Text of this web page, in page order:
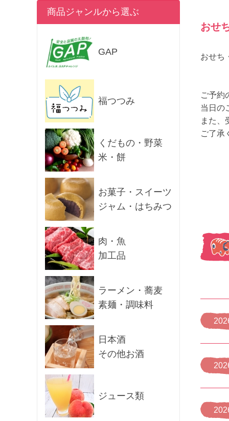
商品ジャンルから選ぶ
GAP
福つつみ
くだもの・野菜
米・餅
お菓子・スイーツ
ジャム・はちみつ
肉・魚
加工品
ラーメン・蕎麦
素麺・調味料
日本酒
その他お酒
ジュース類
おせ
おせち
ご予約
当日の
また、
ご了承